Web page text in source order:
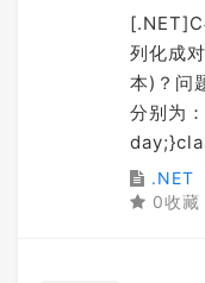
列化成
本)？问
分别为
.NET
0收藏